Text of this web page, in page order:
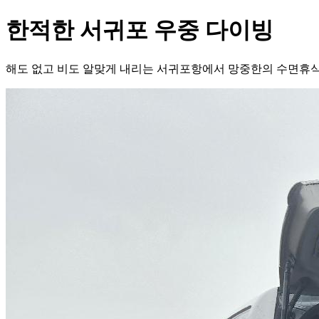
한적한 서귀포 우중 다이빙
해도 없고 비도 알맞게 내리는 서귀포항에서 망중한의 수면휴